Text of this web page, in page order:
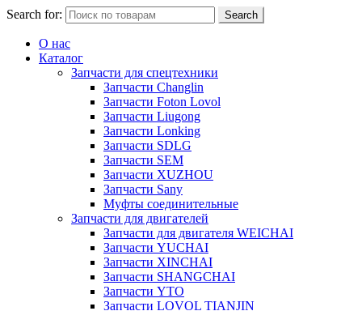
Search for: Search
О нас
Каталог
Запчасти для спецтехники
Запчасти Changlin
Запчасти Foton Lovol
Запчасти Liugong
Запчасти Lonking
Запчасти SDLG
Запчасти SEM
Запчасти XUZHOU
Запчасти Sany
Муфты соединительные
Запчасти для двигателей
Запчасти для двигателя WEICHAI
Запчасти YUCHAI
Запчасти XINCHAI
Запчасти SHANGCHAI
Запчасти YTO
Запчасти LOVOL TIANJIN